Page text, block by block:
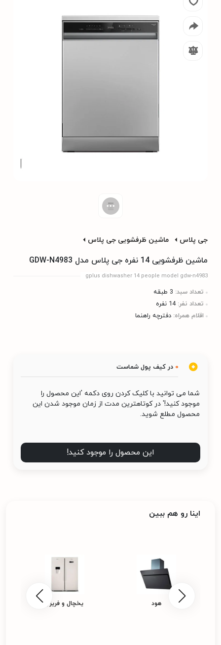
جی پلاس ماشین ظرفشویی جی پلاس
ماشین ظرفشویی 14 نفره جی پلاس مدل GDW-N4983
gplus dishwasher 14 people model gdw-n4983
تعداد سبد: 3 طبقه
تعداد نفر: 14 نفره
اقلام همراه: دفترچه راهنما
0 در کیف پول شماست
شما می توانید با کلیک کردن روی دکمه 'این محصول را
موجود کنید!' در کوتاهترین مدت از زمان موجود شدن این
محصول مطلع شوید.
این محصول را موجود کنید!
اینا رو هم ببین
هود یخچال و فریزر